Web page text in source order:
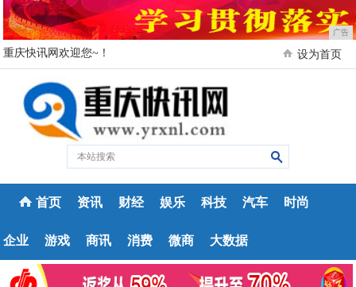
广告
重庆快讯网欢迎您~！ 设为首页
首页 资讯 财经 娱乐 科技 汽车 时尚
企业 游戏 商讯 消费 微商 大数据